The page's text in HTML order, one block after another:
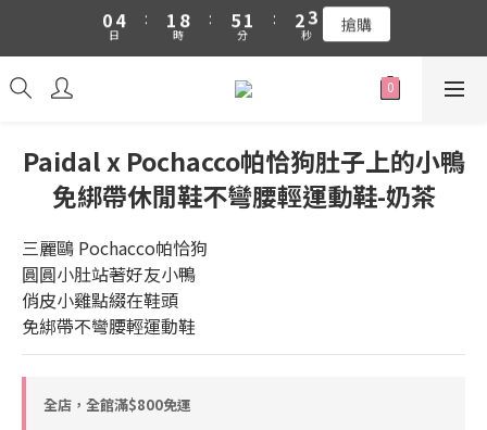
吉伊卡哇 新品上市88折+滿件贈零錢包(隨機)
3
2
日
07
6
1
0
時
4
3
1
0
分
1
0
1
0
秒 搶購
吉伊卡哇 新品上市88折+滿件贈零錢包(隨機)
Paidal x Pochacco帕恰狗肚子上的小鴨
免綁帶休閒鞋不彎腰輕運動鞋-奶茶
三麗鷗 Pochacco帕恰狗
圓圓小肚站著好友小鴨
俏皮小雞點綴在鞋頭
免綁帶不彎腰輕運動鞋
全店，全館滿$800免運